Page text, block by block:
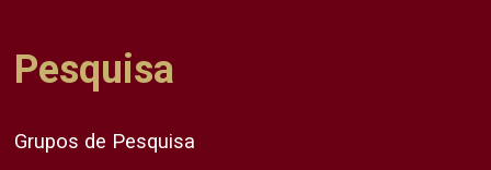
Pesquisa
Grupos de Pesquisa